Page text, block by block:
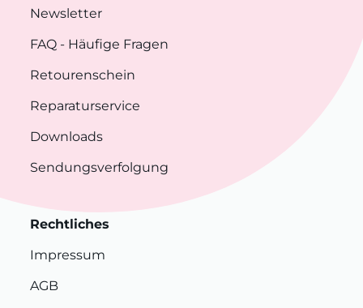
Newsletter
FAQ - Häufige Fragen
Retourenschein
Reparaturservice
Downloads
Sendungsverfolgung
Rechtliches
Impressum
AGB